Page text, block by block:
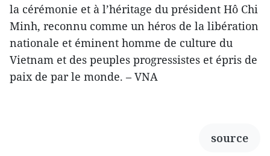
la cérémonie et à l’héritage du président Hô Chi
Minh, reconnu comme un héros de la libération
nationale et éminent homme de culture du
Vietnam et des peuples progressistes et épris de
paix de par le monde. – VNA
source